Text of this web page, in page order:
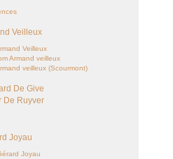
Veilleux
Veilleux
Armand veilleux
veilleux (Scourmont)
De Give
De Ruyver
Joyau
Joyau